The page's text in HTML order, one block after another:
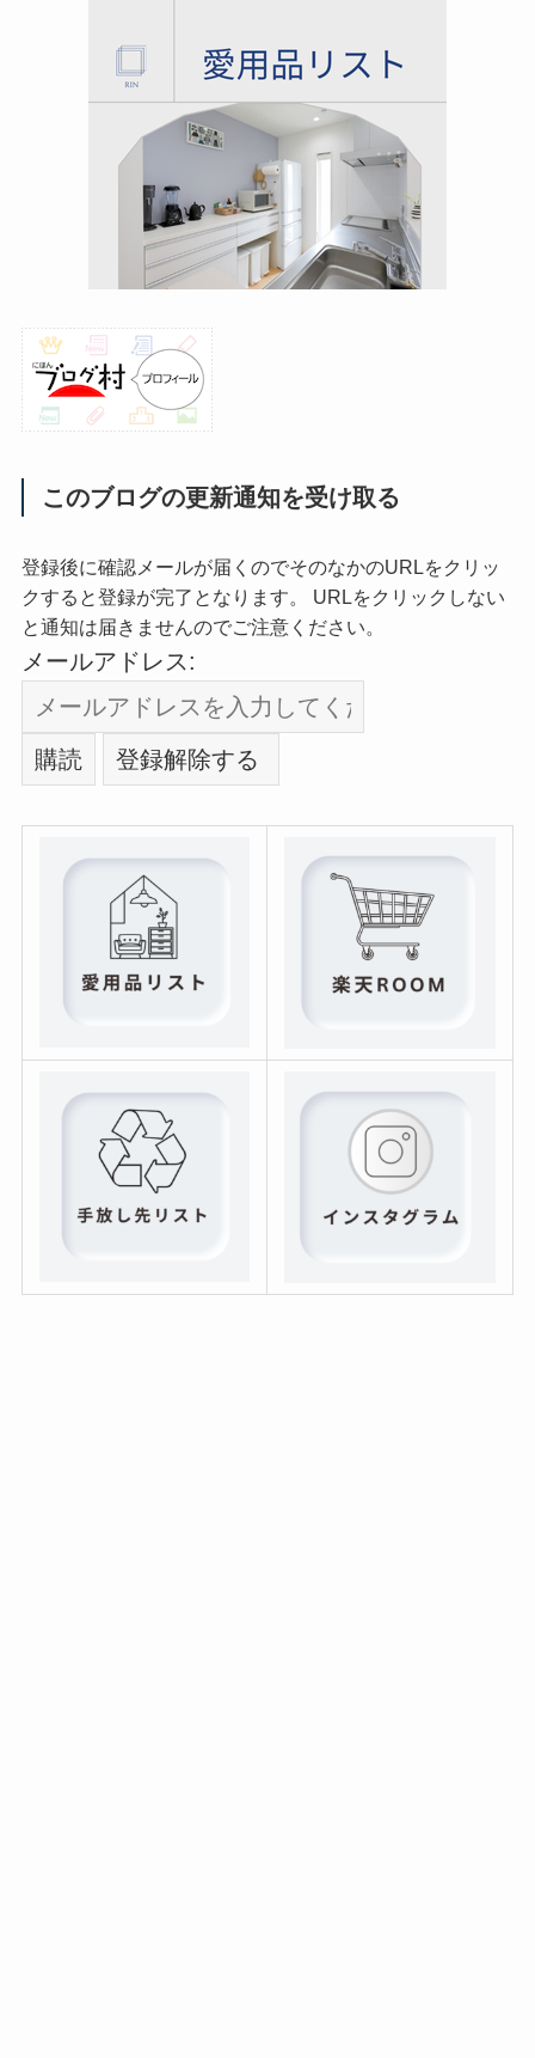
このブログの更新通知を受け取る
登録後に確認メールが届くのでそのなかのURLをクリッ
クすると登録が完了となります。 URLをクリックしない
と通知は届きませんのでご注意ください。
メールアドレス: